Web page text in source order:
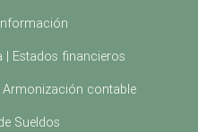
Estados financieros
contable
Sueldos